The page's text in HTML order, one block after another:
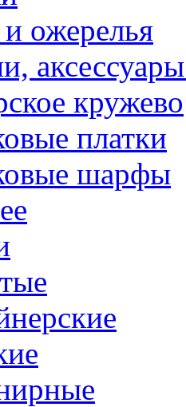
ожерелья
кружево
платки
шарфы